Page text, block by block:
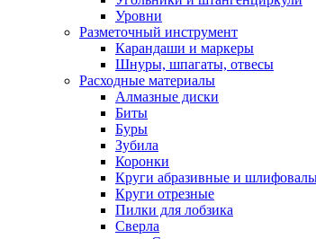
Уровни
Разметочный инструмент
Карандаши и маркеры
Шнуры, шпагаты, отвесы
Расходные материалы
Алмазные диски
Биты
Буры
Зубила
Коронки
Круги абразивные и
Круги отрезные
Пилки для лобзика
Сверла